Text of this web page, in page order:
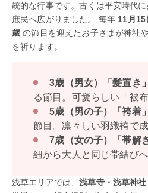
統的な行事です。古くは平安時代
庶民へ広がりました。 毎年 11月15
歳 の節目を迎えたお子さまが神社
を祈ります。
3歳（男女）「髪置き
る節目。可愛らしい「被
5歳（男の子）「袴着
節目。凛々しい羽織袴で成
7歳（女の子）「帯解
紐から大人と同じ帯結びへ
浅草エリアでは、浅草寺・浅草神社